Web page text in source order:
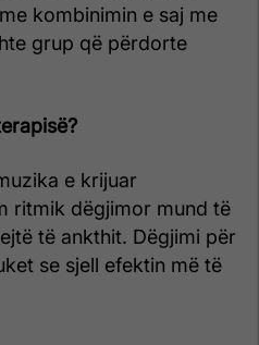
kombinimin e saj me
grup që përdorte
e krijuar
ritmik dëgjimor mund të
të ankthit. Dëgjimi për
se sjell efektin më të